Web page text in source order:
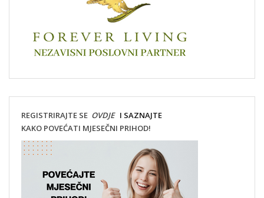
REGISTRIRAJTE SE OVDJEI SAZNAJTE
KAKO POVEĆATI MJESEČNI PRIHOD!